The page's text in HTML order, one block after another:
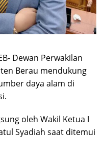
Dewan Perwakilan
Berau mendukung
daya alam di
oleh Wakil Ketua I
Syadiah saat ditemui